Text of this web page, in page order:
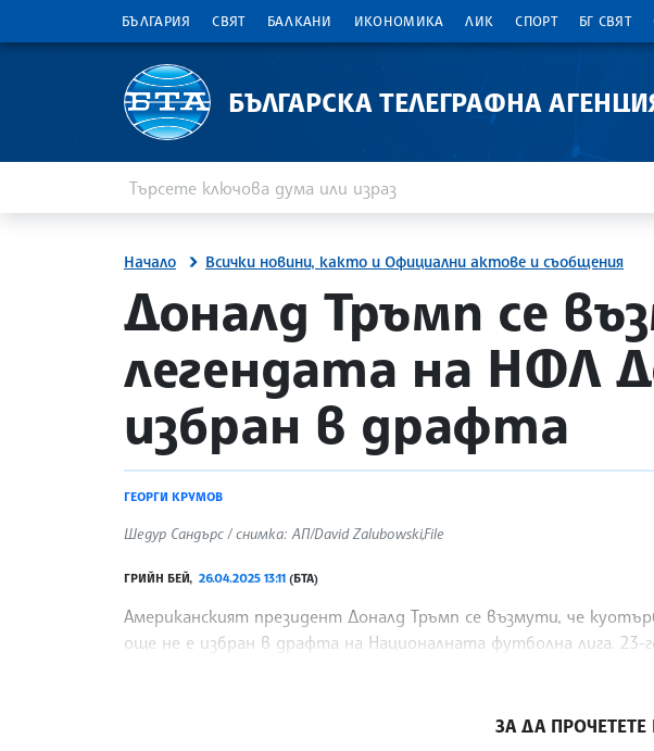
БЪЛГАРИЯ СВЯТ БАЛКАНИ ИКОНОМИКА ЛИК СПОРТ БГ СВЯТ
БЪЛГАРСКА ТЕЛЕГРАФНА
Начало Всички новини, както и Официални актове и съобщения
site.bta
Доналд Тръмп се
легендата на НФЛ
избран в драфта
ГЕОРГИ КРУМОВ
Шедур Сандърс / снимка: АП/David Zalubowski,File
ГРИЙН БЕЙ, 26.04.2025 13:11 (БТА)
Американският президент Доналд Тръмп се възмути, че
още не е избран в драфта на Националната футболна лига.
ЗА ДА ПРОЧЕТЕТЕ